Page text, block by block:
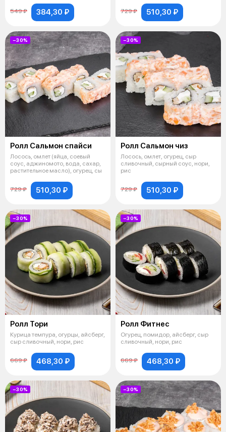
549 ₽ 384,30 ₽ 729 ₽ 510,30 ₽
−30%
Ролл Сальмон спайси
Лосось, омлет (яйца, соевый
соус, аджиномото, вода, сахар,
растительное масло), огурец, сы
729 ₽ 510,30 ₽
−30%
Ролл Сальмон чиз
Лосось, омлет, огурец, сыр
сливочный, сырный соус, нори,
рис
729 ₽ 510,30 ₽
−30%
Ролл Тори
Курица темпура, огурцы, айсберг,
сыр сливочный, нори, рис
669 ₽ 468,30 ₽
−30%
Ролл Фитнес
Огурец, помидор, айсберг, сыр
сливочный, нори, рис
669 ₽ 468,30 ₽
−30% −30%